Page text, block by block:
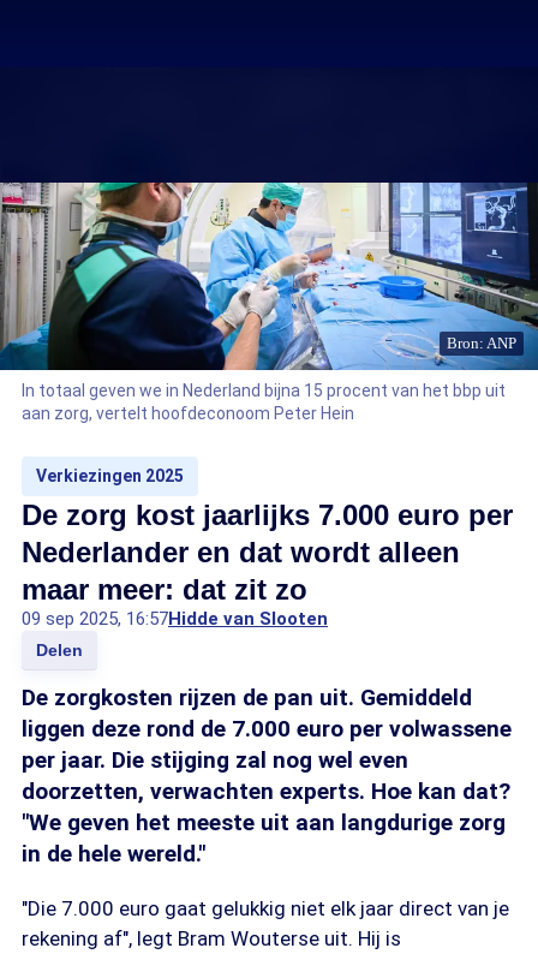
Bron: ANP
In totaal geven we in Nederland bijna 15 procent van het bbp uit
aan zorg, vertelt hoofdeconoom Peter Hein
Verkiezingen 2025
De zorg kost jaarlijks 7.000 euro per
Nederlander en dat wordt alleen
maar meer: dat zit zo
09 sep 2025, 16:57Hidde van Slooten
Delen
De zorgkosten rijzen de pan uit. Gemiddeld
liggen deze rond de 7.000 euro per volwassene
per jaar. Die stijging zal nog wel even
doorzetten, verwachten experts. Hoe kan dat?
"We geven het meeste uit aan langdurige zorg
in de hele wereld."
"Die 7.000 euro gaat gelukkig niet elk jaar direct van je
rekening af", legt Bram Wouterse uit. Hij is